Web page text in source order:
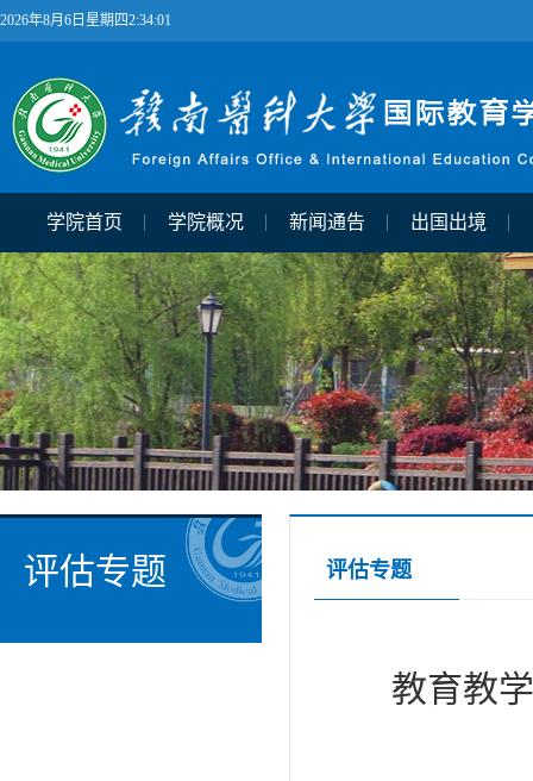
2026年8月6日星期四2:34:01
学院首页 学院概况 新闻通告 出国出境
评估专题 评估专题
教育教